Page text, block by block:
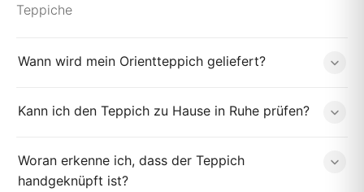
Teppiche
Wann wird mein Orientteppich geliefert?
Kann ich den Teppich zu Hause in Ruhe prüfen?
Woran erkenne ich, dass der Teppich
handgeknüpft ist?